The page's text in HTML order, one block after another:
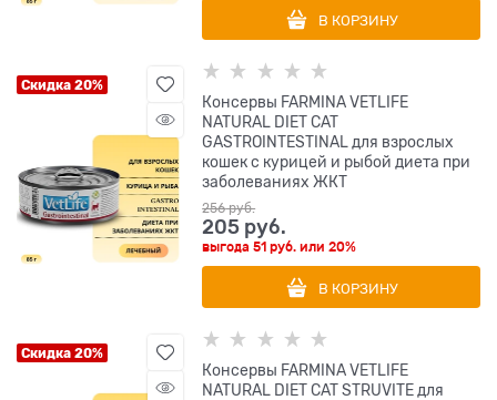
В КОРЗИНУ
Скидка 20%
Консервы FARMINA VETLIFE
NATURAL DIET CAT
GASTROINTESTINAL для взрослых
кошек с курицей и рыбой диета при
заболеваниях ЖКТ
256 руб.
205 руб.
выгода51 руб. или20%
В КОРЗИНУ
Скидка 20%
Консервы FARMINA VETLIFE
NATURAL DIET CAT STRUVITE для